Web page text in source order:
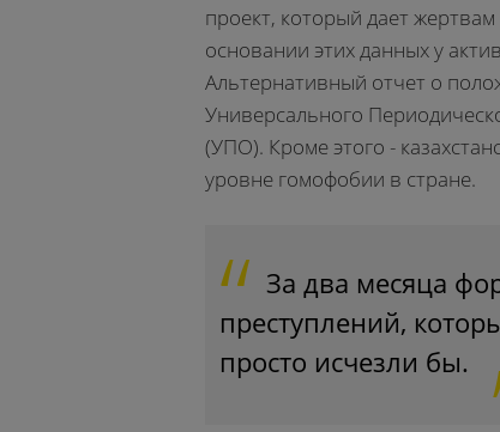
проект, который дает
основании этих данных у
Альтернативный отчет о
Универсального
(УПО). Кроме этого -
уровне гомофобии в стране.
За два месяца
преступлений,
просто исчезли бы.